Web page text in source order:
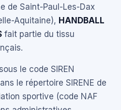
de Saint-Paul-Les-Dax
Aquitaine), HANDBALL
fait partie du tissu
le code SIREN
le répertoire SIRENE de
sportive (code NAF